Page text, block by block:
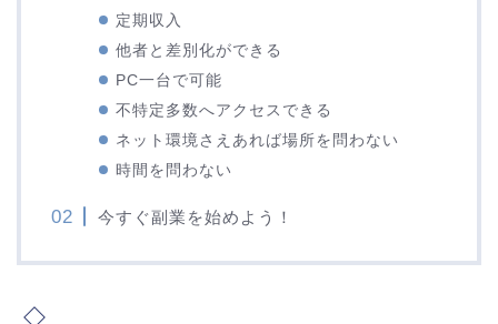
定期収入
他者と差別化ができる
PC一台で可能
不特定多数へアクセスできる
ネット環境さえあれば場所を問わない
時間を問わない
今すぐ副業を始めよう！